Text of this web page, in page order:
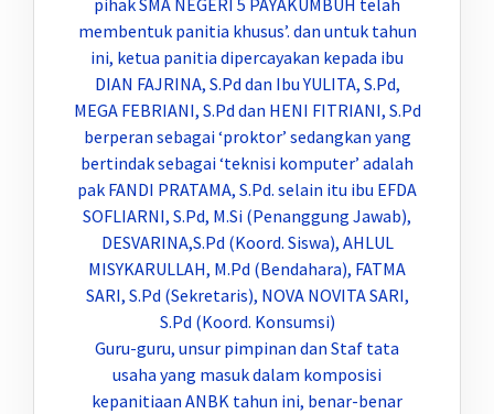
membentuk panitia khusus’. dan untuk tahun
ini, ketua panitia dipercayakan kepada ibu
DIAN FAJRINA, S.Pd dan Ibu YULITA, S.Pd,
MEGA FEBRIANI, S.Pd dan HENI FITRIANI, S.Pd
berperan sebagai ‘proktor’ sedangkan yang
bertindak sebagai ‘teknisi komputer’ adalah
pak FANDI PRATAMA, S.Pd. selain itu ibu EFDA
SOFLIARNI, S.Pd, M.Si (Penanggung Jawab),
DESVARINA,S.Pd (Koord. Siswa), AHLUL
MISYKARULLAH, M.Pd (Bendahara), FATMA
SARI, S.Pd (Sekretaris), NOVA NOVITA SARI,
S.Pd (Koord. Konsumsi)
Guru-guru, unsur pimpinan dan Staf tata
usaha yang masuk dalam komposisi
kepanitiaan ANBK tahun ini, benar-benar